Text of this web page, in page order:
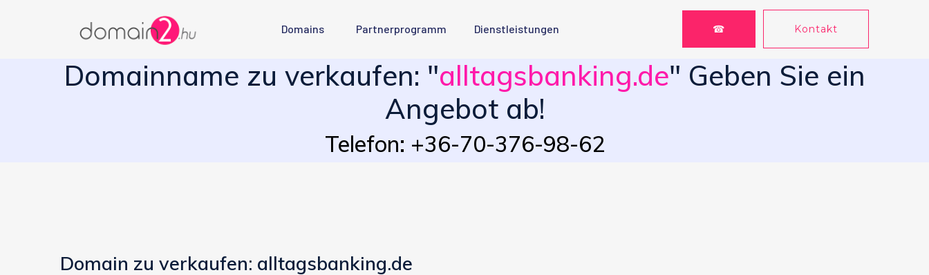
Domains Partnerprogramm Dienstleistungen ☎ Kontakt
Domainname zu verkaufen: "alltagsbanking.de" Geben Sie ein
Angebot ab!
Telefon: +36-70-376-98-62
Domain zu verkaufen: alltagsbanking.de